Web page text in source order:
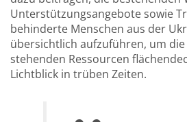
Unterstützungsangebote sowie
behinderte Menschen aus der
übersichtlich aufzuführen, um
stehenden Ressourcen
Lichtblick in trüben Zeiten.